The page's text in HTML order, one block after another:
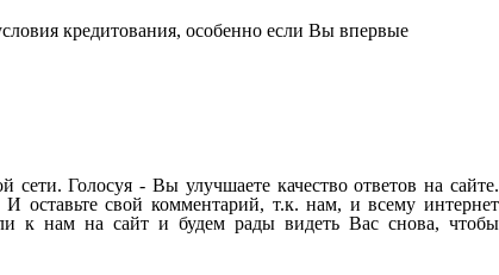
кредитования, особенно если Вы впервые
сети. Голосуя - Вы улучшаете качество ответов на сайте.
оставьте свой комментарий, т.к. нам, и всему интернет
к нам на сайт и будем рады видеть Вас снова, чтобы